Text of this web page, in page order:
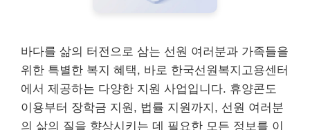
바다를 삶의 터전으로 삼는 선원 여러분과 가족들을
위한 특별한 복지 혜택, 바로 한국선원복지고용센터
에서 제공하는 다양한 지원 사업입니다. 휴양콘도
이용부터 장학금 지원, 법률 지원까지, 선원 여러분
의 삶의 질을 향상시키는 데 필요한 모든 정보를 이